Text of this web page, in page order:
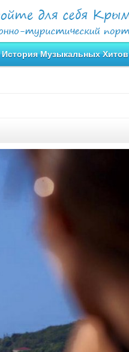
История Музыкальных Хитов